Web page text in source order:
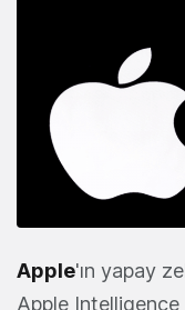
Apple'ın yapay
Apple